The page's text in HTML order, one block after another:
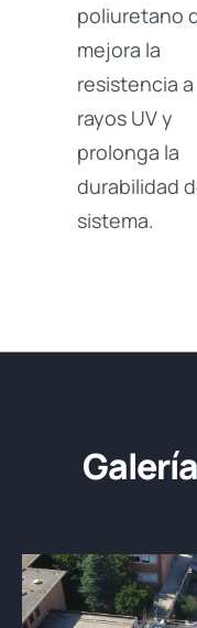
poliuretano
mejora la
resistencia
rayos UV y
prolonga la
durabilidad
sistema.